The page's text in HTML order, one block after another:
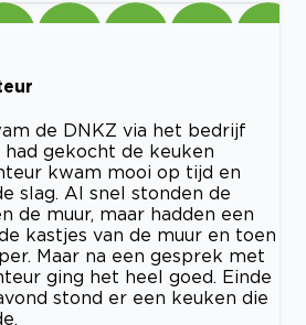
de DNKZ via het bedrijf
gekocht de keuken
kwam mooi op tijd en
slag. Al snel stonden de
de muur, maar hadden een
kastjes van de muur en toen
Maar na een gesprek met
ging het heel goed. Einde
stond er een keuken die